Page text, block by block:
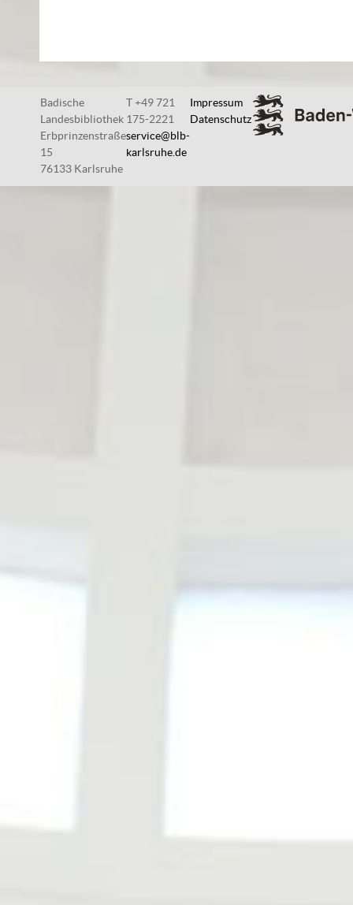
Badische
Landesbibliothek
Erbprinzenstraße
15
76133 Karlsruhe
T +49 721
175-2221
service@blb-
karlsruhe.de
Impressum
Datenschutz